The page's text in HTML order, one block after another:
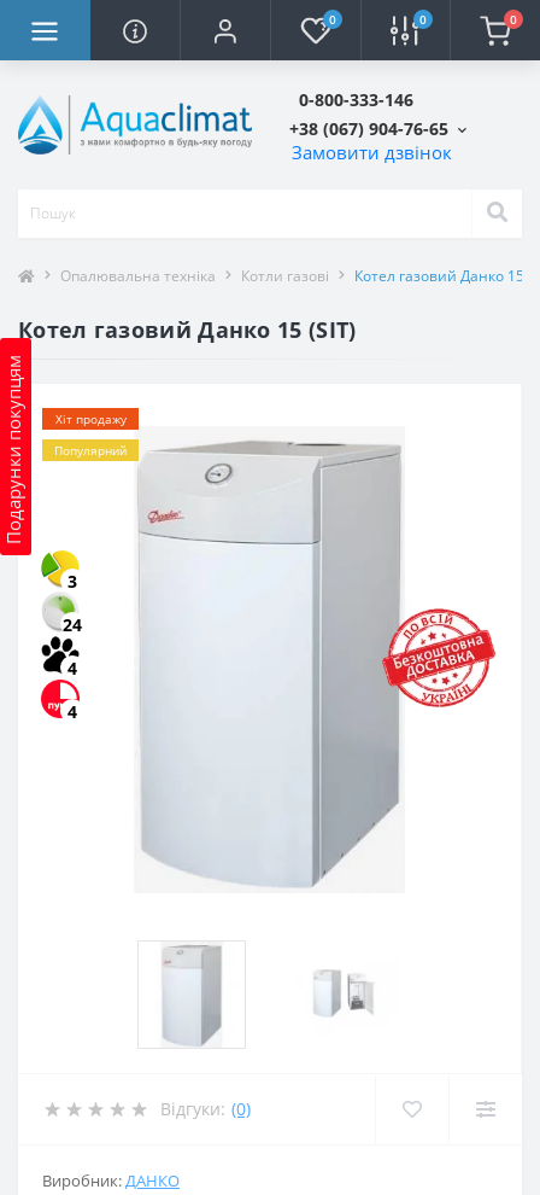
0 0 0
0-800-333-146
+38 (067) 904-76-65
Замовити дзвінок
Подарунки покупцям
Опалювальна техніка Котли газові Котел газовий Данко 15
Котел газовий Данко 15 (SIT)
Хіт продажу
Популярний
3
24
4
4
Відгуки: (0)
Виробник: ДАНКО